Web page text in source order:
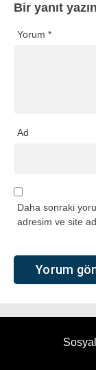
Bir yanıt yazın
Yorum *
Ad
Daha sonraki
adresim ve site